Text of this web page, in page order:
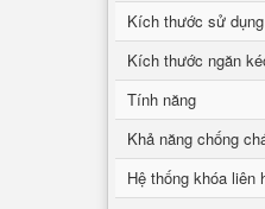
Kích thước sử
Kích thước ngăn
Tính năng
Khả năng chống
Hệ thống khóa liên